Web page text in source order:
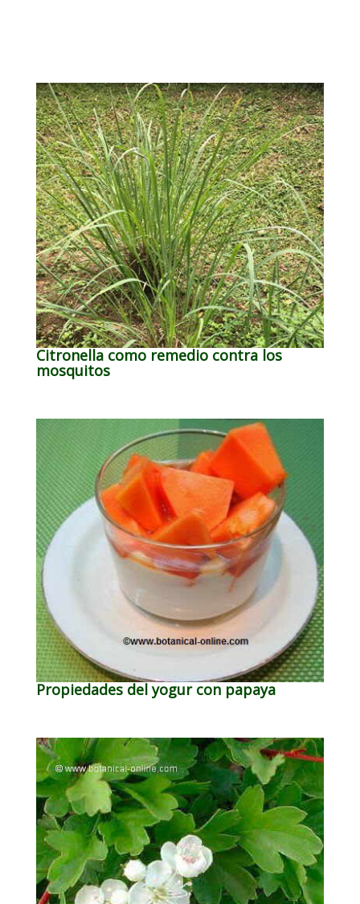
Citronella como remedio contra los
mosquitos
Propiedades del yogur con papaya